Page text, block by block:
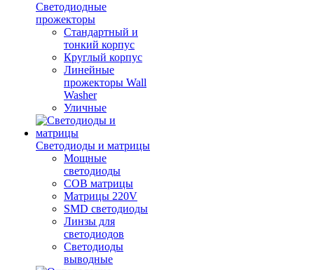
Светодиодные
прожекторы
Стандартный и
тонкий корпус
Круглый корпус
Линейные
прожекторы Wall
Washer
Уличные
Светодиоды и матрицы
Мощные
светодиоды
COB матрицы
Матрицы 220V
SMD светодиоды
Линзы для
светодиодов
Светодиоды
выводные